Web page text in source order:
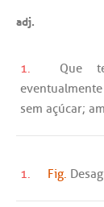
adj.
1. Que
eventualmente
sem açúcar;
1. Fig.